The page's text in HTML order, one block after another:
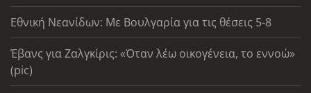
Εθνική Νεανίδων: Με Βουλγαρία για τις θέσεις 5-8
Έβανς για Ζαλγκίρις: «Όταν λέω οικογένεια, το εννοώ»
(pic)